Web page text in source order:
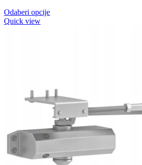
Odaberi opcijeOvaj
na
stranici
proizvoda
Quick view